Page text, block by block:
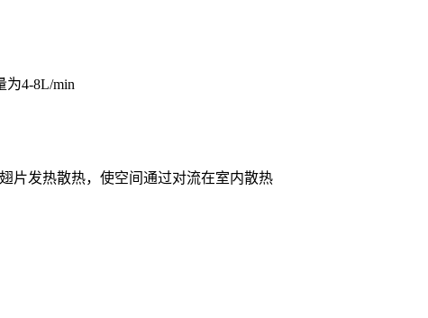
为4-8L/min
片发热散热，使空间通过对流在室内散热